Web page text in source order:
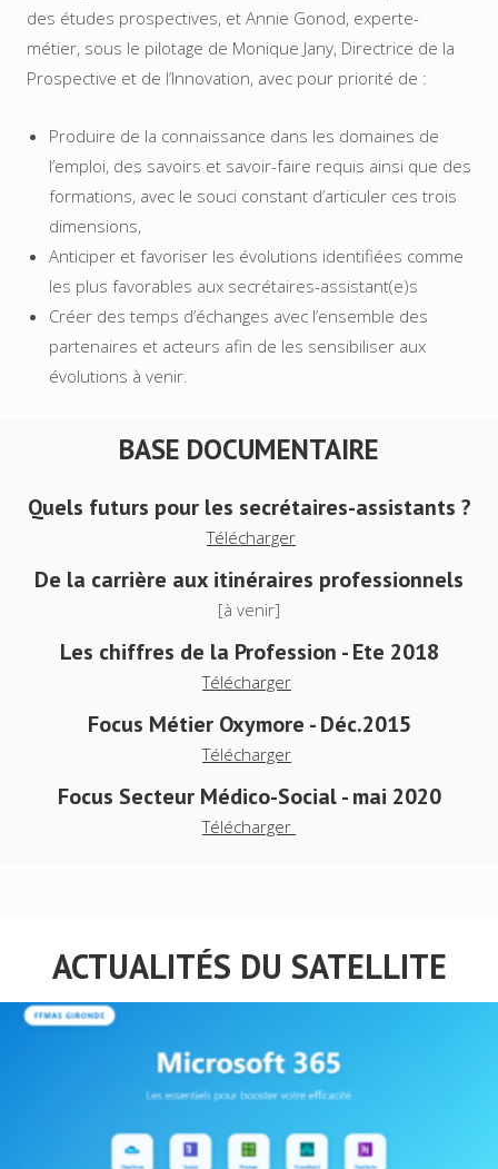
des études prospectives, et Annie Gonod, experte-
métier, sous le pilotage de Monique Jany, Directrice de la
Prospective et de l’Innovation, avec pour priorité de :
Produire de la connaissance dans les domaines de
l’emploi, des savoirs et savoir-faire requis ainsi que des
formations, avec le souci constant d’articuler ces trois
dimensions,
Anticiper et favoriser les évolutions identifiées comme
les plus favorables aux secrétaires-assistant(e)s
Créer des temps d’échanges avec l’ensemble des
partenaires et acteurs afin de les sensibiliser aux
évolutions à venir.
BASE DOCUMENTAIRE
Quels futurs pour les secrétaires-assistants ?
Télécharger
De la carrière aux itinéraires professionnels
[à venir]
Les chiffres de la Profession - Ete 2018
Télécharger
Focus Métier Oxymore - Déc.2015
Télécharger
Focus Secteur Médico-Social - mai 2020
Télécharger
ACTUALITÉS DU SATELLITE